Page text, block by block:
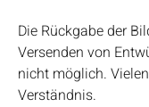
Die Rückgabe der
Versenden von
nicht möglich.
Verständnis.